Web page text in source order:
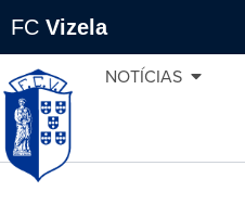
FC Vizela
NOTÍCIAS